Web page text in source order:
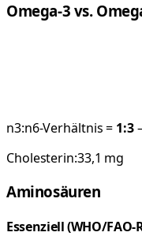
Omega-3 vs.
n3:n6-Verhältnis = 1:3
Cholesterin:33,1 mg
Aminosäuren
Essenziell (WHO/